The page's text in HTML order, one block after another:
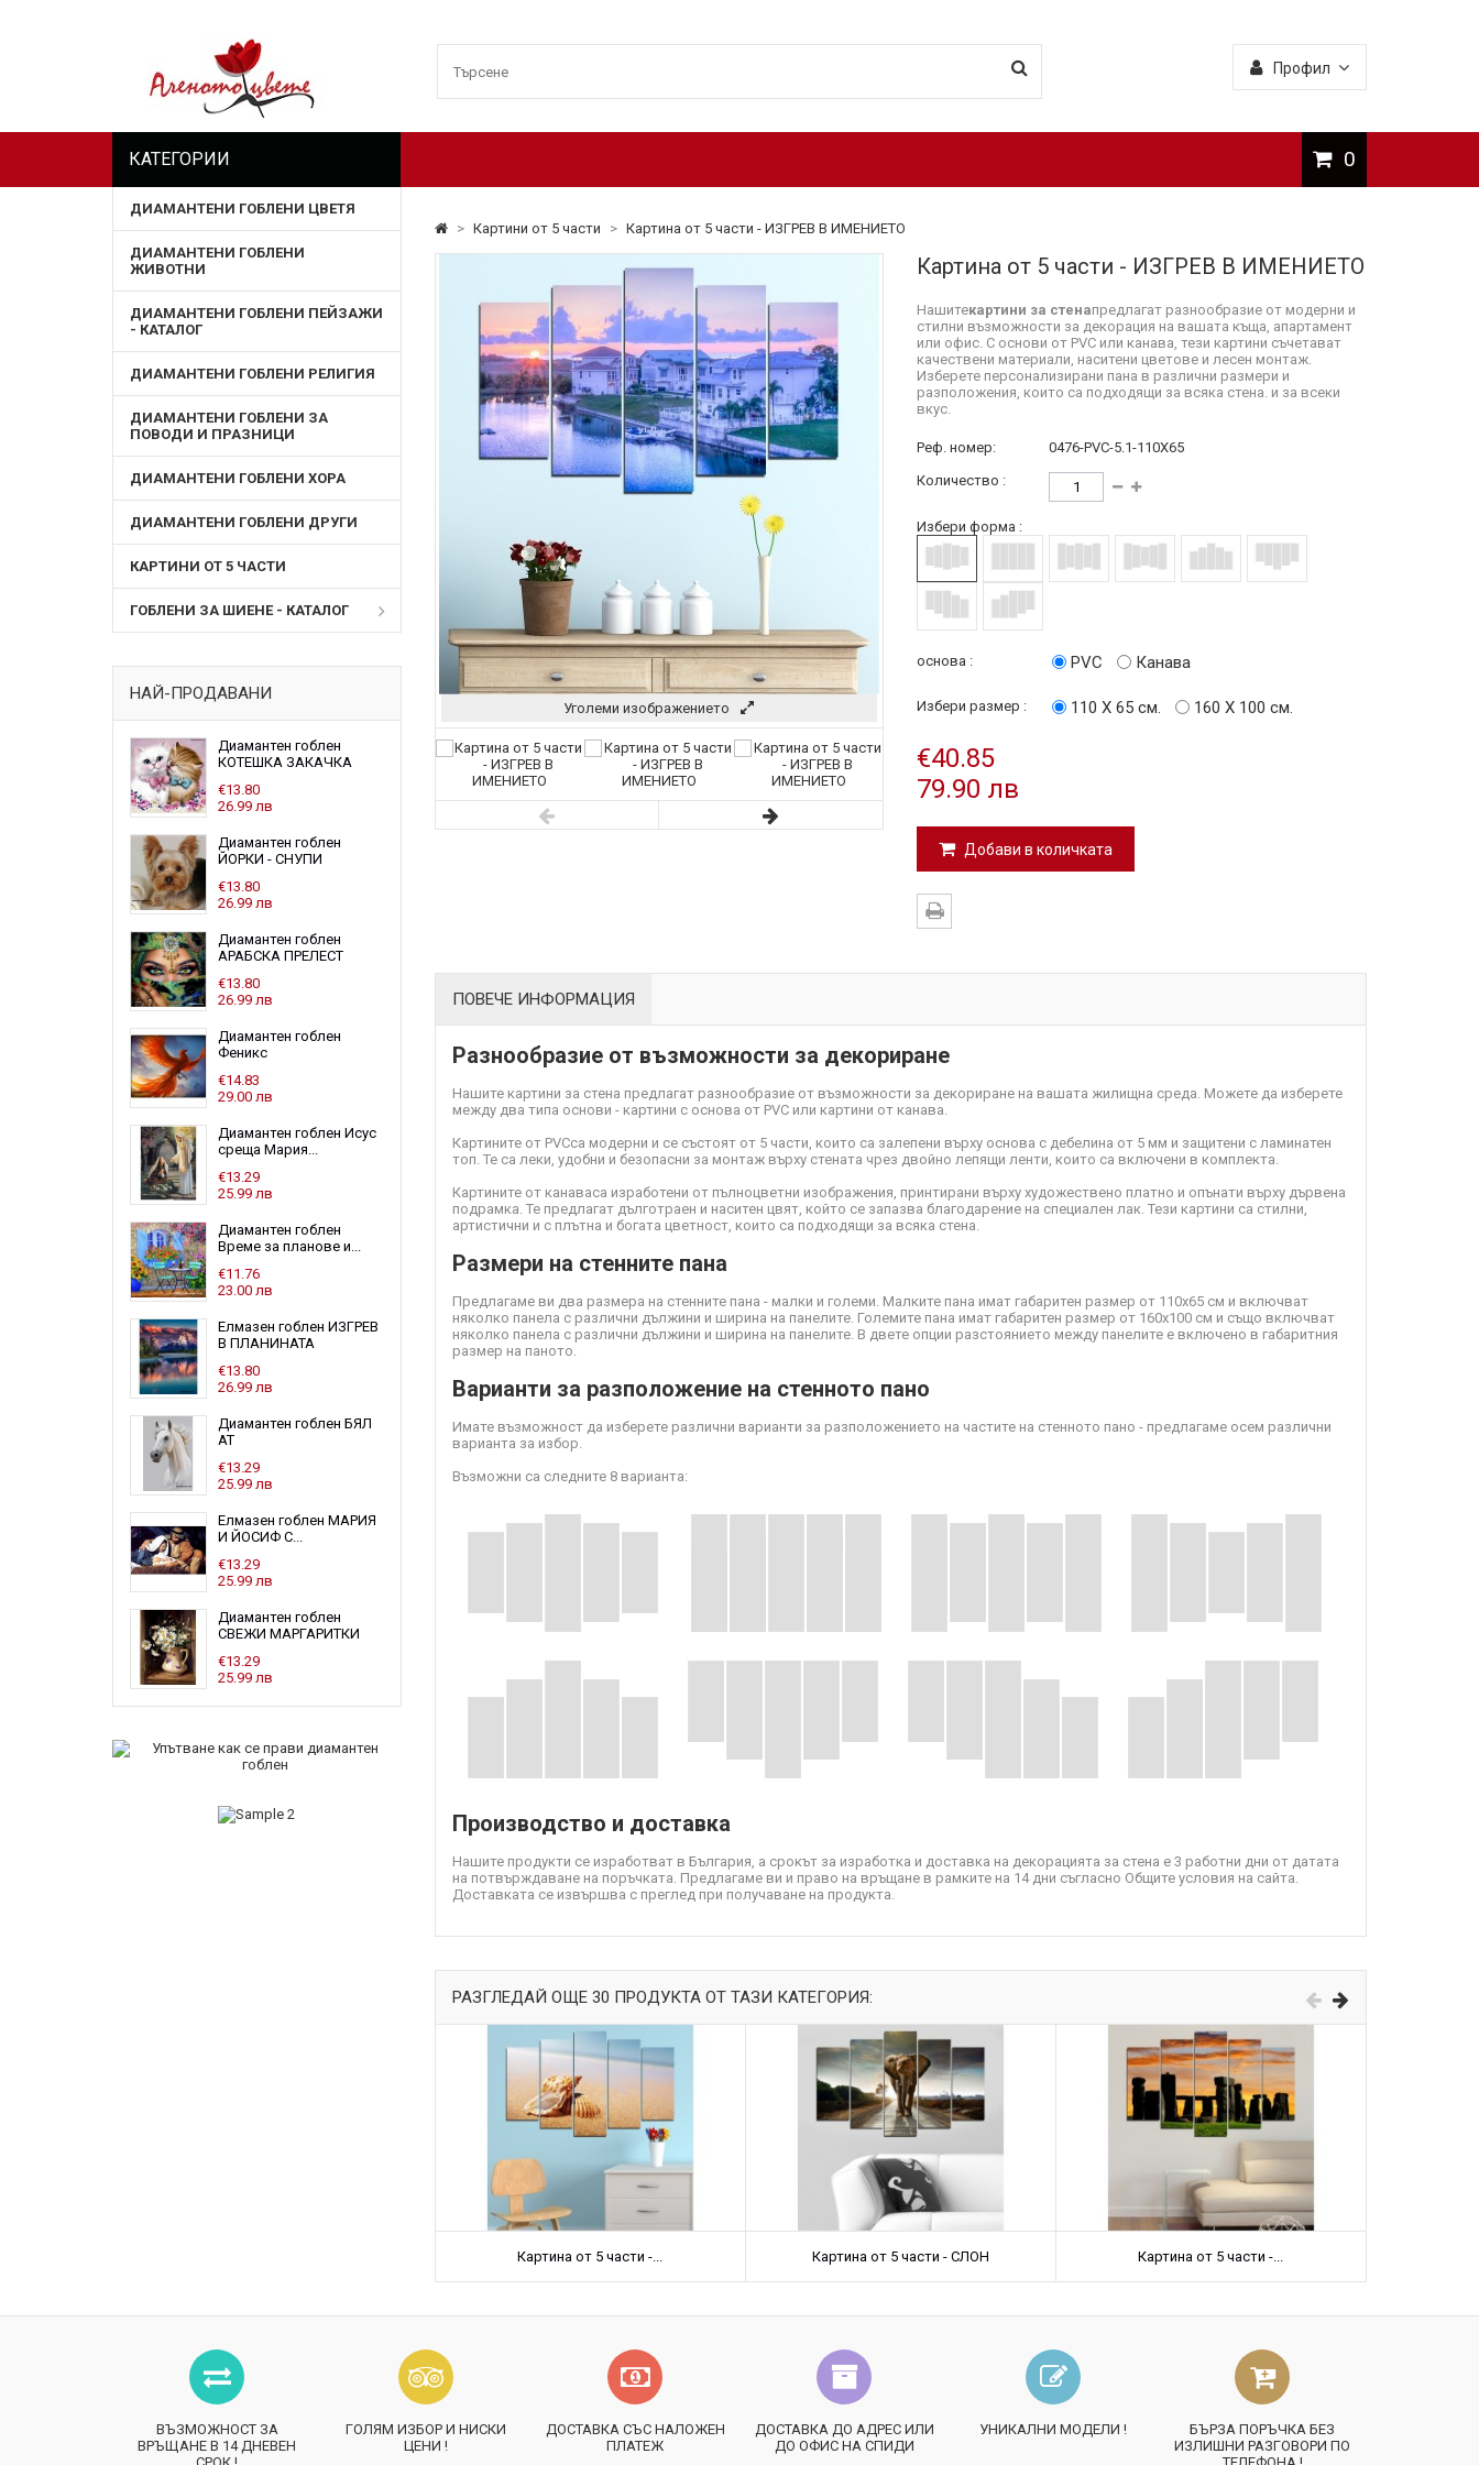
Профил
0
КАТЕГОРИИ
ДИАМАНТЕНИ ГОБЛЕНИ ЦВЕТЯ
ДИАМАНТЕНИ ГОБЛЕНИ
ЖИВОТНИ
ДИАМАНТЕНИ ГОБЛЕНИ ПЕЙЗАЖИ
- КАТАЛОГ
ДИАМАНТЕНИ ГОБЛЕНИ РЕЛИГИЯ
ДИАМАНТЕНИ ГОБЛЕНИ ЗА
ПОВОДИ И ПРАЗНИЦИ
ДИАМАНТЕНИ ГОБЛЕНИ ХОРА
ДИАМАНТЕНИ ГОБЛЕНИ ДРУГИ
КАРТИНИ ОТ 5 ЧАСТИ
ГОБЛЕНИ ЗА ШИЕНЕ - КАТАЛОГ
НАЙ-ПРОДАВАНИ
Диамантен гоблен
КОТЕШКА ЗАКАЧКА
€13.80
26.99 лв
Диамантен гоблен
ЙОРКИ - СНУПИ
€13.80
26.99 лв
Диамантен гоблен
АРАБСКА ПРЕЛЕСТ
€13.80
26.99 лв
Диамантен гоблен
Феникс
€14.83
29.00 лв
Диамантен гоблен Исус
среща Мария...
€13.29
25.99 лв
Диамантен гоблен
Време за планове и...
€11.76
23.00 лв
Елмазен гоблен ИЗГРЕВ
В ПЛАНИНАТА
€13.80
26.99 лв
Диамантен гоблен БЯЛ
АТ
€13.29
25.99 лв
Елмазен гоблен МАРИЯ
И ЙОСИФ С...
€13.29
25.99 лв
Диамантен гоблен
СВЕЖИ МАРГАРИТКИ
€13.29
25.99 лв
> Картини от 5 части > Картина от 5 части - ИЗГРЕВ В ИМЕНИЕТО
Уголеми изображението
Картина от 5 части - ИЗГРЕВ В ИМЕНИЕТО
Нашитекартини за стенапредлагат разнообразие от модерни и
стилни възможности за декорация на вашата къща, апартамент
или офис. С основи от PVC или канава, тези картини съчетават
качествени материали, наситени цветове и лесен монтаж.
Изберете персонализирани пана в различни размери и
разположения, които са подходящи за всяка стена. и за всеки
вкус.
Реф. номер:
0476-PVC-5.1-110X65
Количество :
Избери форма :
основа : PVC Канава
Избери размер : 110 Х 65 см. 160 Х 100 см.
€40.85
79.90 лв
Добави в количката
ПОВЕЧЕ ИНФОРМАЦИЯ
Разнообразие от възможности за декориране
Нашите картини за стена предлагат разнообразие от възможности за декориране на вашата жилищна среда. Можете да изберете
между два типа основи - картини с основа от PVC или картини от канава.
Картините от PVCса модерни и се състоят от 5 части, които са залепени върху основа с дебелина от 5 мм и защитени с ламинатен
топ. Те са леки, удобни и безопасни за монтаж върху стената чрез двойно лепящи ленти, които са включени в комплекта.
Картините от канаваса изработени от пълноцветни изображения, принтирани върху художествено платно и опънати върху дървена
подрамка. Те предлагат дълготраен и наситен цвят, който се запазва благодарение на специален лак. Тези картини са стилни,
артистични и с плътна и богата цветност, които са подходящи за всяка стена.
Размери на стенните пана
Предлагаме ви два размера на стенните пана - малки и големи. Малките пана имат габаритен размер от 110х65 см и включват
няколко панела с различни дължини и ширина на панелите. Големите пана имат габаритен размер от 160х100 см и също включват
няколко панела с различни дължини и ширина на панелите. В двете опции разстоянието между панелите е включено в габаритния
размер на паното.
Варианти за разположение на стенното пано
Имате възможност да изберете различни варианти за разположението на частите на стенното пано - предлагаме осем различни
варианта за избор.
Възможни са следните 8 варианта:
Производство и доставка
Нашите продукти се изработват в България, а срокът за изработка и доставка на декорацията за стена е 3 работни дни от датата
на потвърждаване на поръчката. Предлагаме ви и право на връщане в рамките на 14 дни съгласно Общите условия на сайта.
Доставката се извършва с преглед при получаване на продукта.
РАЗГЛЕДАЙ ОЩЕ 30 ПРОДУКТА ОТ ТАЗИ КАТЕГОРИЯ:
Картина от 5 части -... Картина от 5 части - СЛОН Картина от 5 части -...
ВЪЗМОЖНОСТ ЗА
ВРЪЩАНЕ В 14 ДНЕВЕН
ГОЛЯМ ИЗБОР И НИСКИ
ЦЕНИ !
ДОСТАВКА СЪС НАЛОЖЕН
ПЛАТЕЖ
ДОСТАВКА ДО АДРЕС ИЛИ
ДО ОФИС НА СПИДИ
УНИКАЛНИ МОДЕЛИ !
БЪРЗА ПОРЪЧКА БЕЗ
ИЗЛИШНИ РАЗГОВОРИ ПО